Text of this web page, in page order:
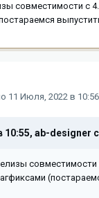
совместимости с
11 Июля, 2022 в 10:56
10:55, ab-designer
совместимости